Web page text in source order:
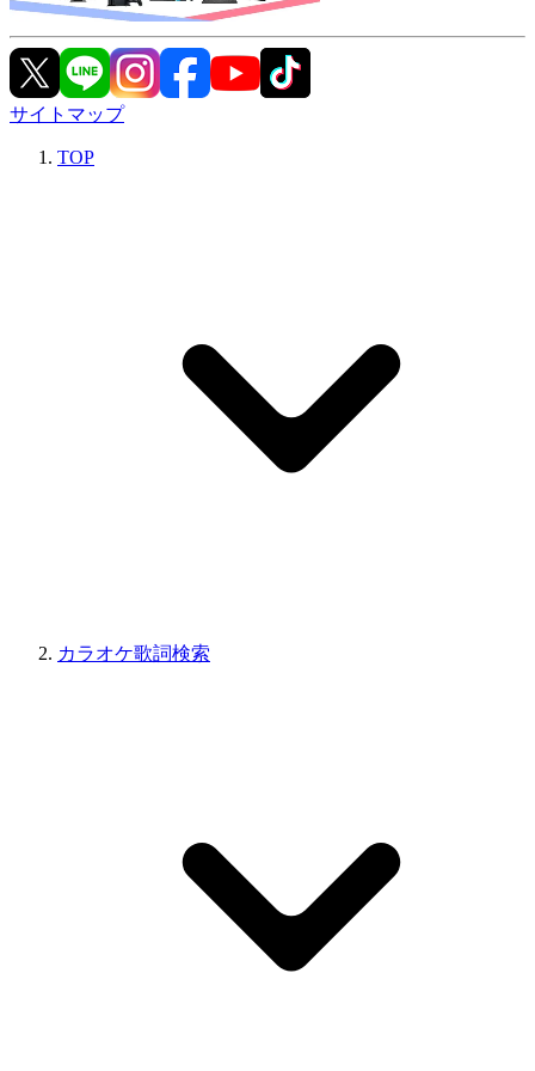
サイトマップ
TOP
カラオケ歌詞検索